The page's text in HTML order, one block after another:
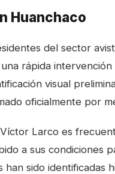
Huanchaco
del sector
rápida
visual
oficialmente por
Larco es
a sus condiciones
sido identificadas